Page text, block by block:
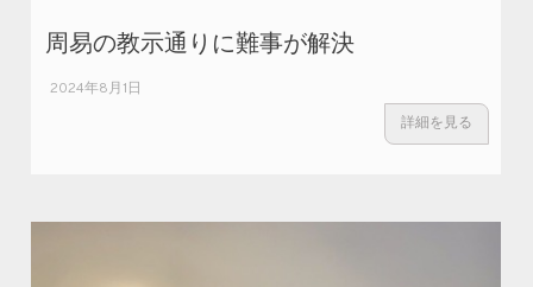
周易の教示通りに難事が解決
2024年8月1日
詳細を見る